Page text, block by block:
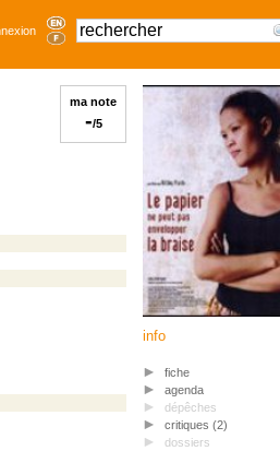
ma note
-/5
info
fiche
agenda
dépêches
critiques (2)
dossiers